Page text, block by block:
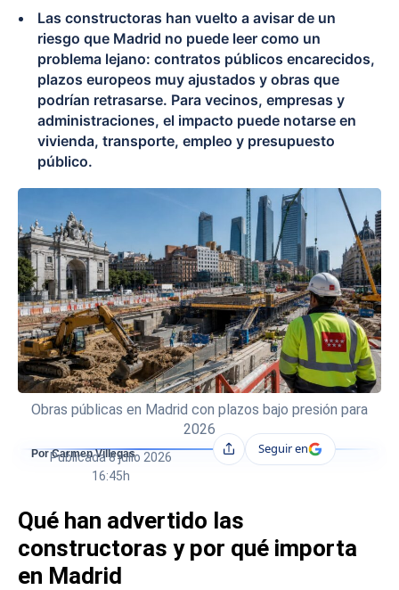
Las constructoras han vuelto a avisar de un
riesgo que Madrid no puede leer como un
problema lejano: contratos públicos encarecidos,
plazos europeos muy ajustados y obras que
podrían retrasarse. Para vecinos, empresas y
administraciones, el impacto puede notarse en
vivienda, transporte, empleo y presupuesto
público.
Obras públicas en Madrid con plazos bajo presión para
2026
Por Carmen Villegas
Publicada8 julio 2026
16:45h
CompartirSeguir en
Qué han advertido las
constructoras y por qué importa
en Madrid